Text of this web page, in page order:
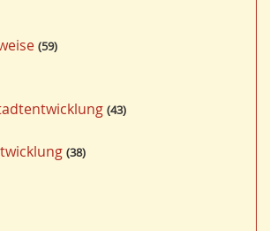
59
43
38